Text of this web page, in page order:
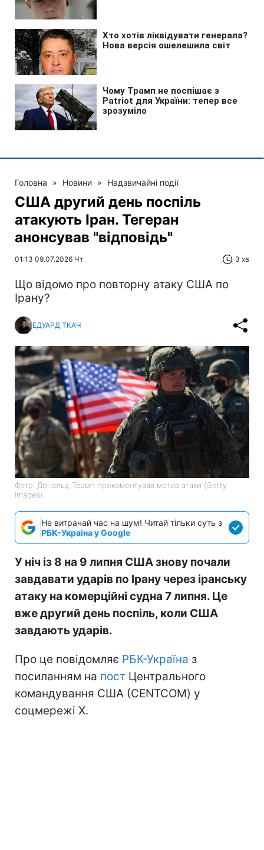
Головна » Новини » Надзвичайні події
США другий день поспіль
атакують Іран. Тегеран
анонсував "відповідь"
01:13 09.07.2026 Чт 3 хв
Що відомо про повторну атаку США по
Ірану?
ЕДУАРД ТКАЧ
Фото: Дональд Трамп прокоментував мотив атаки (Getty
Images)
Не витрачай час на шум! Читай тільки суть з
РБК-Україна у Google
У ніч із 8 на 9 липня США знову почали
завдавати ударів по Ірану через іранську
атаку на комерційні судна 7 липня. Це
вже другий день поспіль, коли США
завдають ударів.
Про це повідомляє РБК-Україна з
посиланням на пост Центрального
командування США (CENTCOM) у
соцмережі Х.